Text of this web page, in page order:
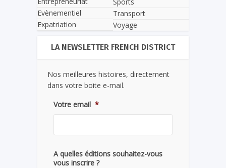
Evènementiel
Expatriation
Transport
Voyage
LA NEWSLETTER FRENCH DISTRICT
Nos meilleures histoires, directement
dans votre boite e-mail.
Votre email *
A quelles éditions souhaitez-vous
vous inscrire ?